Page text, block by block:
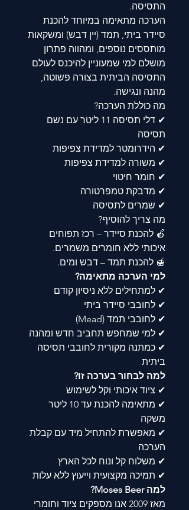
התסיסה.
הערכה מתאימה במיוחד להכנת
סיידר ביתי, תמד (יין דבש) ומשקאות
מותססים נוספים, ומהווה פתרון
מושלם למי שמעוניין להיכנס לעולם
התסיסה הביתית בצורה פשוטה,
מהנה ונגישה.
מה כוללת הערכה?
✔ דלי תסיסה 11 ליטר עם נשם
תסיסה
✔ הידרומטר למדידת צפיפות
✔ משורה למדידת צפיפות
✔ חומר חיטוי
✔ מדבקת טמפרטורה
✔ שמרים לתסיסה
מה צריך להוסיף?
🍎 להכנת סיידר – רכז תפוחים
איכותי ללא חומרים משמרים.
🍯 להכנת תמד – דבש ומים.
למי הערכה מתאימה?
✔ למתחילים ללא ניסיון קודם
✔ לחובבי סיידר ביתי
✔ לחובבי תמד (Mead)
✔ למי שמחפש תחביב חדש ומהנה
✔ כמתנה מקורית לחובבי תסיסה
ביתית
למה לבחור בערכה זו?
✔ ציוד איכותי וקל לשימוש
✔ מתאימה להכנת עד 10 ליטר
משקה
✔ מאפשרת להתחיל מיד עם קבלת
הערכה
✔ משלוח קל ונוח לכל הארץ
✔ תמיכה מקצועית וייעוץ ללא עלות
למה Moses Beer?
מאז 2009 אנו מספקים ציוד וחומרי